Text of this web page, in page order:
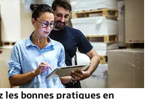
Region ou Oracle Exadata
modèles de déploiement cloud
les bonnes pratiques en